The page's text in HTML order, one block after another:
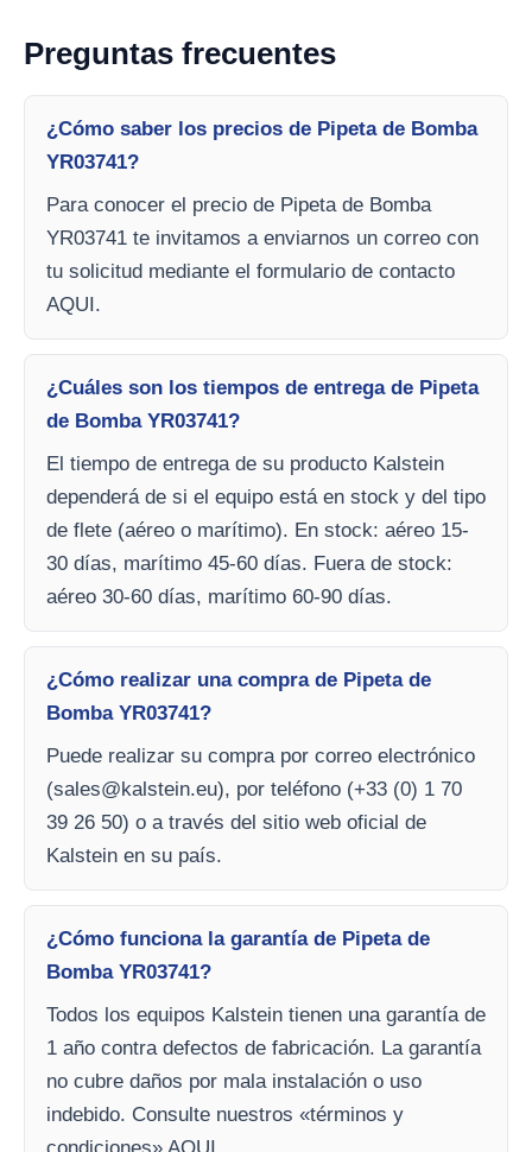
Preguntas frecuentes
¿Cómo saber los precios de Pipeta de Bomba
YR03741?
Para conocer el precio de Pipeta de Bomba
YR03741 te invitamos a enviarnos un correo con
tu solicitud mediante el formulario de contacto
AQUI.
¿Cuáles son los tiempos de entrega de Pipeta
de Bomba YR03741?
El tiempo de entrega de su producto Kalstein
dependerá de si el equipo está en stock y del tipo
de flete (aéreo o marítimo). En stock: aéreo 15-
30 días, marítimo 45-60 días. Fuera de stock:
aéreo 30-60 días, marítimo 60-90 días.
¿Cómo realizar una compra de Pipeta de
Bomba YR03741?
Puede realizar su compra por correo electrónico
(sales@kalstein.eu), por teléfono (+33 (0) 1 70
39 26 50) o a través del sitio web oficial de
Kalstein en su país.
¿Cómo funciona la garantía de Pipeta de
Bomba YR03741?
Todos los equipos Kalstein tienen una garantía de
1 año contra defectos de fabricación. La garantía
no cubre daños por mala instalación o uso
indebido. Consulte nuestros «términos y